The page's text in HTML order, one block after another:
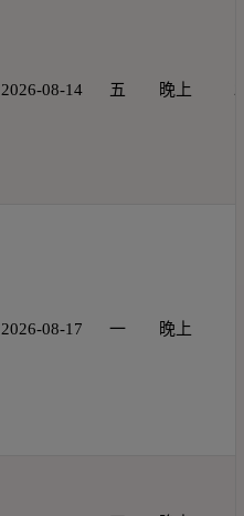
2026-08-14 五 晚上
2026-08-17 一 晚上